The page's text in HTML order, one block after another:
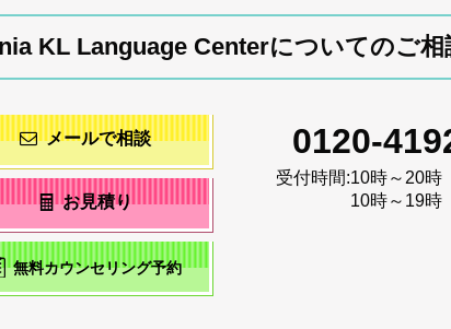
KL Language Centerについてのご相
メールで相談
お見積り
無料カウンセリング予約
0120-
受付時間:10時～20時
10時～19時